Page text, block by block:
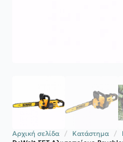
Αρχική σελίδα Κατάστημα